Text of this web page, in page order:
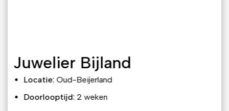
Juwelier Bijland
Locatie: Oud-Beijerland
Doorlooptijd: 2 weken